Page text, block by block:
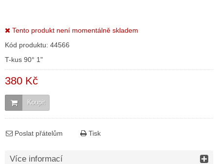
Tento produkt není momentálně skladem
Kód produktu: 44566
T-kus 90° 1"
380 Kč
Koupit
Poslat přátelům Tisk
Více informací